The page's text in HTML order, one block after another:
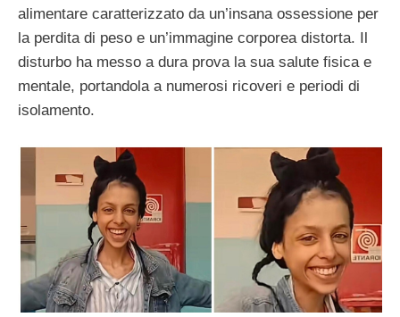
alimentare caratterizzato da un’insana ossessione per
la perdita di peso e un’immagine corporea distorta. Il
disturbo ha messo a dura prova la sua salute fisica e
mentale, portandola a numerosi ricoveri e periodi di
isolamento.